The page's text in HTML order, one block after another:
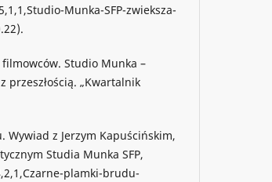
Munka-SFP-zwieksza-
Studio Munka –
przeszłością. „Kwartalnik
z Jerzym Kapuścińskim,
Studia Munka SFP,
plamki-brudu-